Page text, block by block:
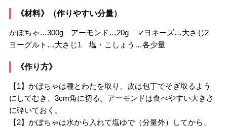
《材料》（作りやすい分量）
かぼちゃ…300g アーモンド…20g マヨネーズ…大さじ2
ヨーグルト…大さじ1 塩・こしょう…各少量
《作り方》
【1】かぼちゃは種とわたを取り、皮は包丁でそぎ取るよう
にしてむき、3cm角に切る。アーモンドは食べやすい大きさ
に砕いておく。
【2】かぼちゃは水から入れて塩ゆで（分量外）してから、